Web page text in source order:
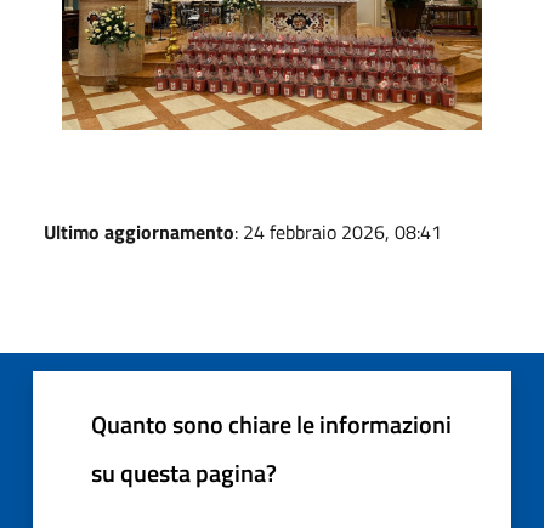
Ultimo aggiornamento: 24 febbraio 2026, 08:41
Quanto sono chiare le informazioni
su questa pagina?